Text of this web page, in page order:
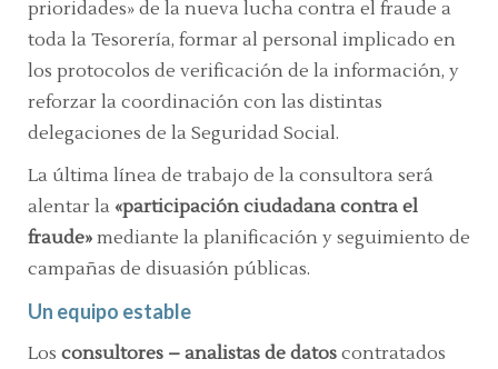
prioridades» de la nueva lucha contra el fraude a
toda la Tesorería, formar al personal implicado en
los protocolos de verificación de la información, y
reforzar la coordinación con las distintas
delegaciones de la Seguridad Social.
La última línea de trabajo de la consultora será
alentar la «participación ciudadana contra el
fraude» mediante la planificación y seguimiento de
campañas de disuasión públicas.
Un equipo estable
Los consultores – analistas de datos contratados